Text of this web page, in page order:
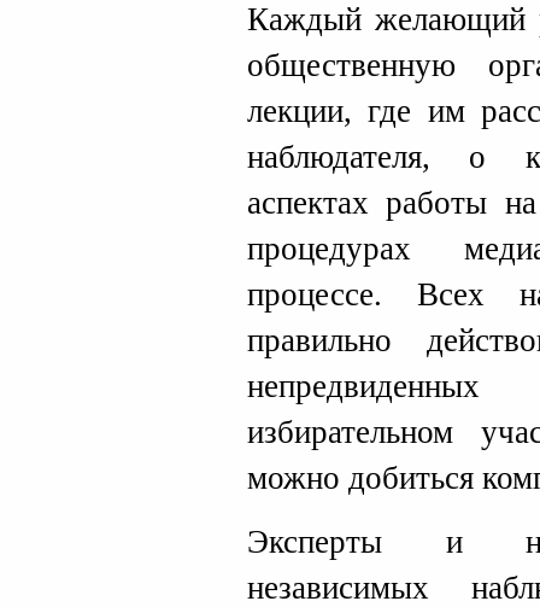
Каждый желающий
общественную
лекции, где им
наблюдателя, о
аспектах работы
процедурах
процессе. Всех
правильно
избирательном
можно добиться
Эксперты и
независимых